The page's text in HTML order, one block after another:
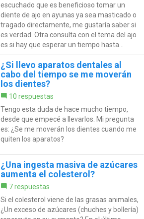
escuchado que es beneficioso tomar un
diente de ajo en ayunas ya sea masticado o
tragado directamente, me gustaría saber si
es verdad. Otra consulta con el tema del ajo
es si hay que esperar un tiempo hasta...
¿Si llevo aparatos dentales al
cabo del tiempo se me moverán
los dientes?
10 respuestas
Tengo esta duda de hace mucho tiempo,
desde que empecé a llevarlos. Mi pregunta
es: ¿Se me moverán los dientes cuando me
quiten los aparatos?
¿Una ingesta masiva de azúcares
aumenta el colesterol?
7 respuestas
Si el colesterol viene de las grasas animales,
¿Un exceso de azúcares (chuches y bollería)